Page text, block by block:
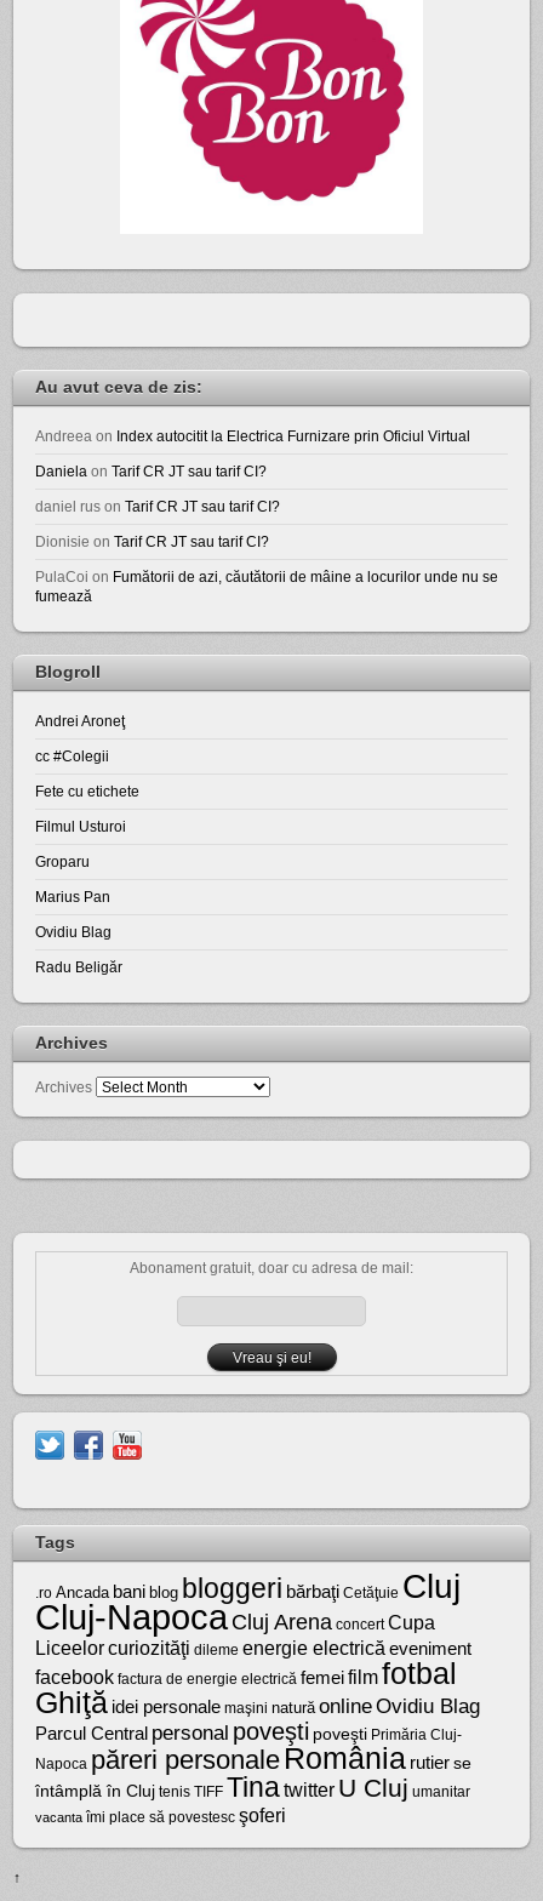
Au avut ceva de zis:
Andreea on Index autocitit la Electrica Furnizare prin Oficiul Virtual
Daniela onTarif CR JT sau tarif CI?
daniel rus onTarif CR JT sau tarif CI?
Dionisie onTarif CR JT sau tarif CI?
PulaCoi on Fumătorii de azi, căutătorii de mâine a locurilor unde nu se
fumează
Blogroll
Andrei Aroneţ
cc #Colegii
Fete cu etichete
Filmul Usturoi
Groparu
Marius Pan
Ovidiu Blag
Radu Beligăr
Archives
Archives
Abonament gratuit, doar cu adresa de mail:
Tags
.ro Ancada bani blog bloggeri bărbaţi Cetăţuie Cluj
Cluj-NapocaCluj Arena concert Cupa
Liceelorcuriozităţi dileme energie electrică eveniment
facebook factura de energie electrică femei filmfotbal
Ghiţă idei personale maşini natură onlineOvidiu Blag
Parcul Central personal poveşti poveşti Primăria Cluj-
Napoca păreri personale România rutier se
întâmplă în Cluj tenis TIFF Tinatwitter U Cluj umanitar
vacanta îmi place să povestesc şoferi
↑